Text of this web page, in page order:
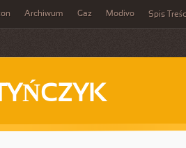
Archiwum Gaz Modivo Spis